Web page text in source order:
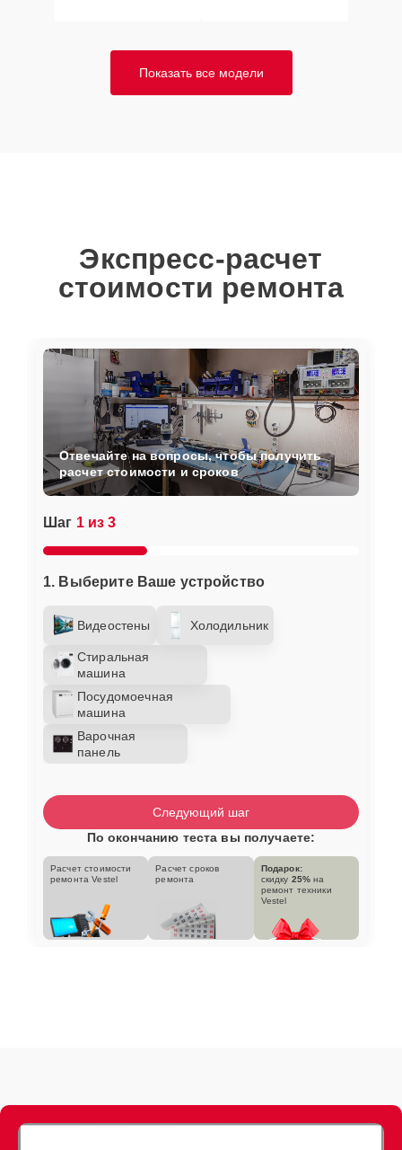
Показать все модели
Экспресс-расчет
стоимости ремонта
Шаг 1 из 3
1. Выберите Ваше устройство
Видеостены Холодильник
Стиральная
машина
Посудомоечная
машина
Варочная
панель
Отвечайте на вопросы, чтобы получить
расчет стоимости и сроков
Следующий шаг
По окончанию теста вы получаете:
Расчет стоимости
ремонта Vestel
Расчет сроков
ремонта
Подарок:
скидку 25% на
ремонт техники
Vestel